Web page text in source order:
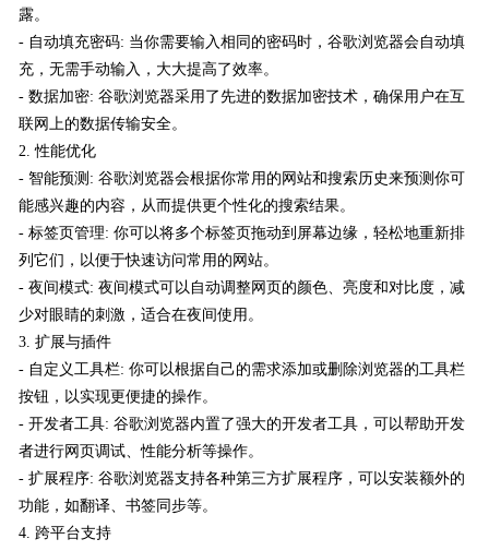
露。
- 自动填充密码: 当你需要输入相同的密码时，谷歌浏览器会自动填
充，无需手动输入，大大提高了效率。
- 数据加密: 谷歌浏览器采用了先进的数据加密技术，确保用户在互
联网上的数据传输安全。
2. 性能优化
- 智能预测: 谷歌浏览器会根据你常用的网站和搜索历史来预测你可
能感兴趣的内容，从而提供更个性化的搜索结果。
- 标签页管理: 你可以将多个标签页拖动到屏幕边缘，轻松地重新排
列它们，以便于快速访问常用的网站。
- 夜间模式: 夜间模式可以自动调整网页的颜色、亮度和对比度，减
少对眼睛的刺激，适合在夜间使用。
3. 扩展与插件
- 自定义工具栏: 你可以根据自己的需求添加或删除浏览器的工具栏
按钮，以实现更便捷的操作。
- 开发者工具: 谷歌浏览器内置了强大的开发者工具，可以帮助开发
者进行网页调试、性能分析等操作。
- 扩展程序: 谷歌浏览器支持各种第三方扩展程序，可以安装额外的
功能，如翻译、书签同步等。
4. 跨平台支持